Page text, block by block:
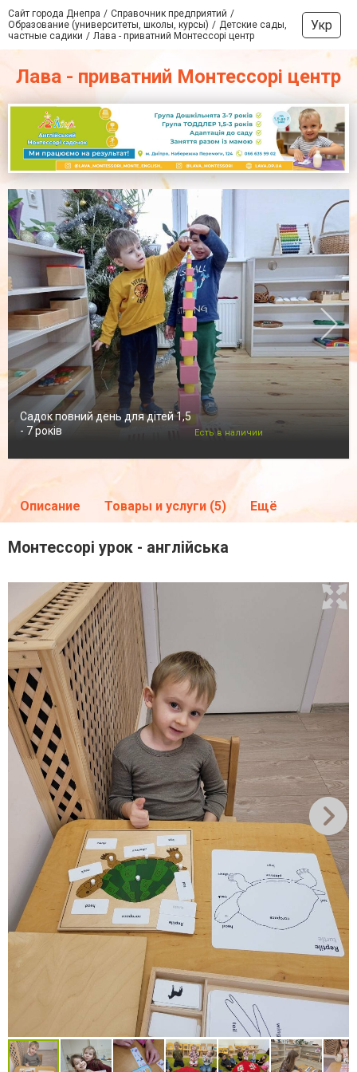
Сайт города Днепра
Справочник предприятий
Образование (университеты, школы, курсы)
Детские сады,
частные садики
Лава - приватний Монтессорі центр
Укр
Лава - приватний Монтессорі центр
Садок повний день для дітей 1,5
- 7 років
Есть в наличии
Описание Товары и услуги (5) Ещё
Монтессорі урок - англійська